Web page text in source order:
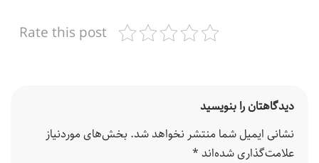
Rate this post
دیدگاهتان را بنویسید
نشانی ایمیل شما منتشر نخواهد شد. بخش‌های موردنیاز
علامت‌گذاری شده‌اند *